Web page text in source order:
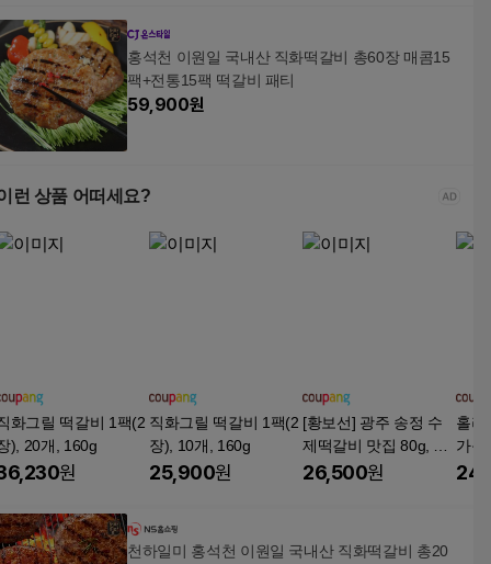
홍석천 이원일 국내산 직화떡갈비 총60장 매콤15
팩+전통15팩 떡갈비 패티
59,900원
런 상품 어떠세요?
화그릴 떡갈비 1팩(2
), 20개, 160g
원
직화그릴 떡갈비 1팩(2
장), 10개, 160g
25,900원
[황보선] 광주 송정 수
제떡갈비 맛집 80g, 16
개, 80g
26,500원
홀리
가득
크
천하일미 홍석천 이원일 국내산 직화떡갈비 총20